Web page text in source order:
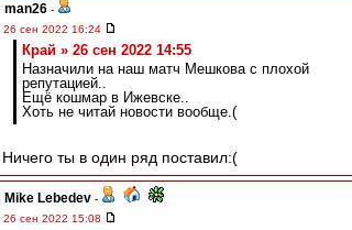
man26 -
26 сен 2022 16:24
Край » 26 сен 2022 14:55
Назначили на наш матч Мешкова с плохой
репутацией..
Ещё кошмар в Ижевске..
Хоть не читай новости вообще.(
Ничего ты в один ряд поставил:(
Mike Lebedev -
26 сен 2022 15:08